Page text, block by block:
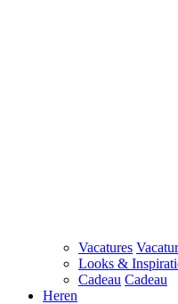
Vacatures
Looks &
Cadeau Cadeau
Heren